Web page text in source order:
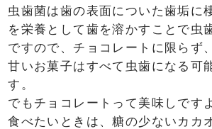
虫歯菌は歯の表面についた歯垢に
を栄養として歯を溶かすことで虫
ですので、チョコレートに限らず
甘いお菓子はすべて虫歯になる可
す。
でもチョコレートって美味しです
食べたいときは、糖の少ないカカ